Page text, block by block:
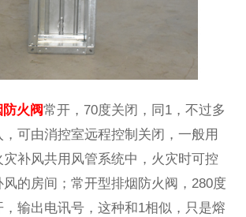
防火阀常开，70度关闭，同1，不过多
可由消控室远程控制关闭，一般用
补风共用风管系统中，火灾时可控
的房间；常开型排烟防火阀，280度
输出电讯号，这种和1相似，只是熔